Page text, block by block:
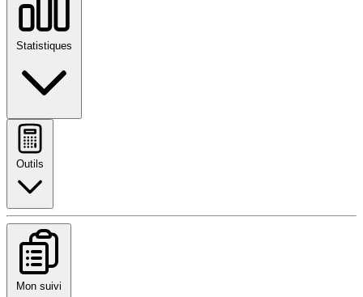
Statistiques
Outils
Mon suivi